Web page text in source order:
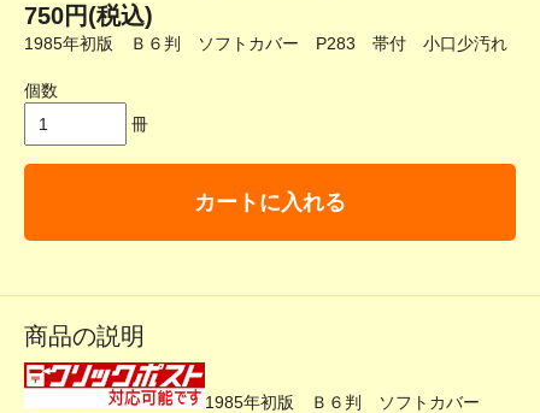
750円(税込)
1985年初版 Ｂ６判 ソフトカバー P283 帯付 小口少汚れ
個数
冊
カートに入れる
商品の説明
1985年初版 Ｂ６判 ソフトカバー